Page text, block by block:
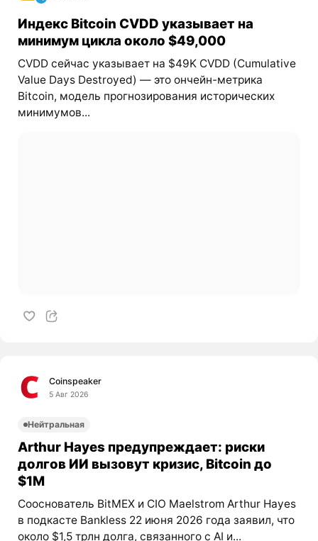
Индекс Bitcoin CVDD указывает на
минимум цикла около $49,000
CVDD сейчас указывает на $49K CVDD (Cumulative
Value Days Destroyed) — это ончейн-метрика
Bitcoin, модель прогнозирования исторических
минимумов...
Coinspeaker
5 Авг 2026
Нейтральная
Arthur Hayes предупреждает: риски
долгов ИИ вызовут кризис, Bitcoin до
$1M
Сооснователь BitMEX и CIO Maelstrom Arthur Hayes
в подкасте Bankless 22 июня 2026 года заявил, что
около $1,5 трлн долга, связанного с AI и...